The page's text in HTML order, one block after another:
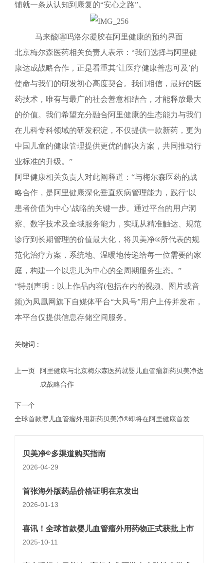
铺就一条从认知到康复的“安心之路”。
马来酸噻吗洛尔凝胶在阿里健康的预约界面
北京梅尔森医药相关负责人表示：“我们选择与阿里健
康达成战略合作，正是看重其‘让医疗健康普惠可及’的
使命与我们的研发初心高度契合。我们相信，最好的医
药技术，唯有与最广的社会善意相结合，才能释放最大
的价值。我们希望充分融合阿里健康的生态能力与我们
在儿科专科领域的研发积淀，不仅提供一款新药，更为
中国儿童的健康管理提供更优的解决方案，共同推动行
业标准的升级。”
阿里健康相关负责人对此阐释道：“与梅尔森医药的战
略合作，是阿里健康深化垂直疾病管理能力，践行‘以
患者价值为中心’战略的关键一步。通过平台的用户洞
察、数字技术及全域服务能力，实现从精准触达、规范
诊疗到长期管理的价值最大化，将贝美净®所代表的规
范化治疗方案，系统地、温暖地传递给每一位需要的家
庭，构建一个以患儿为中心的全周期服务生态。”
“特别声明：以上作品内容(包括在内的视频、图片或音
频)为凤凰网旗下自媒体平台“大风号”用户上传并发布，
本平台仅提供信息存储空间服务。
关键词 :
上一页 阿里健康与北京梅尔森医药就婴儿血管瘤新药贝美净达
成战略合作
下一个
全球首款婴儿血管瘤外用新药贝美净®即将在阿里健康首发
贝美净®多渠道购买指南
2026-04-29
首张海外版药品价格证明在京发出
2026-01-13
喜讯！全球首款婴儿血管瘤外用药物正式获批上市
2025-10-11